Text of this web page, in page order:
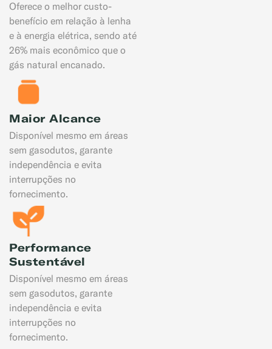
Exemplo: GLP, Liquigás, Copagaz, Gás para Comércio
Oferece o melhor custo-
benefício em relação à lenha
e à energia elétrica, sendo até
26% mais econômico que o
gás natural encanado.
Maior Alcance
Disponível mesmo em áreas
sem gasodutos, garante
independência e evita
interrupções no
fornecimento.
Performance
Sustentável
Disponível mesmo em áreas
sem gasodutos, garante
independência e evita
interrupções no
fornecimento.